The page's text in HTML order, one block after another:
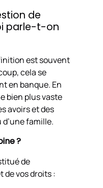
de
parle-t-on
est souvent
cela se
en banque. En
bien plus vaste
avoirs et des
famille.
?
de
de vos droits :